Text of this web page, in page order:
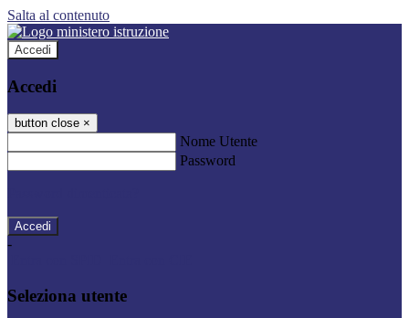
Salta al contenuto
Accedi
Accedi
button close ×
Nome Utente
Password
-
Seleziona utente